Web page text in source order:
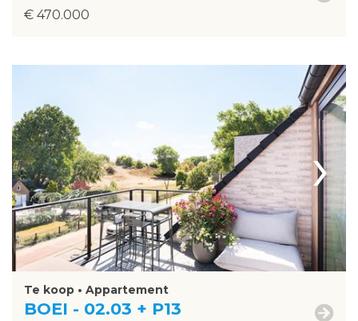
€ 470.000
›
Te koop • Appartement
BOEI - 02.03 + P13